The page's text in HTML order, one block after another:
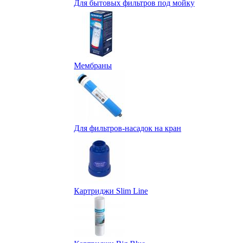
Для бытовых фильтров под мойку
Мембраны
Для фильтров-насадок на кран
Картриджи Slim Line